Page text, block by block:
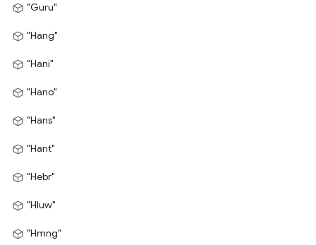
"Guru"
"Hang"
"Hani"
"Hano"
"Hans"
"Hant"
"Hebr"
"Hluw"
"Hmng"